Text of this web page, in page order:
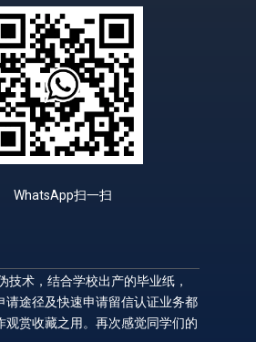
WhatsApp扫一扫
术，结合学校出产的毕业纸，
途径及快速申请留信认证业务都
赏收藏之用。再次感觉同学们的